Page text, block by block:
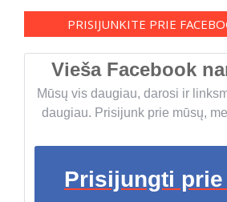
PRISIJUNKITE PRIE
Vieša Facebook
Mūsų vis daugiau, darosi ir
daugiau. Prisijunk prie mūsų,
Prisijungti